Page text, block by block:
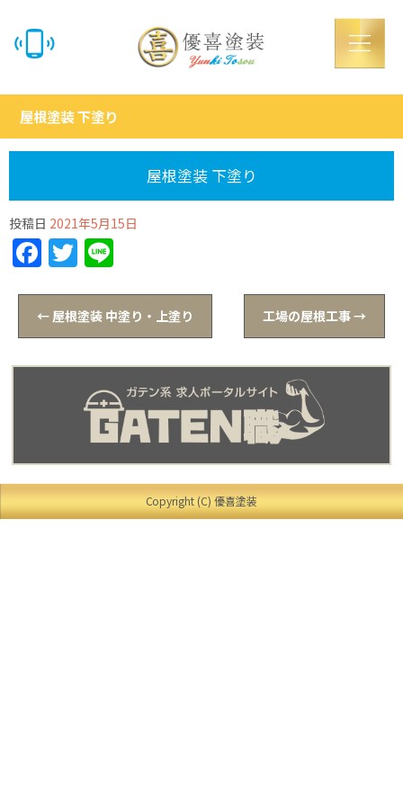
屋根塗装 下塗り
屋根塗装 下塗り
投稿日 2021年5月15日
Facebook
Twitter
← 屋根塗装 中塗り・上塗り 工場の屋根工事→
Copyright (C) 優喜塗装